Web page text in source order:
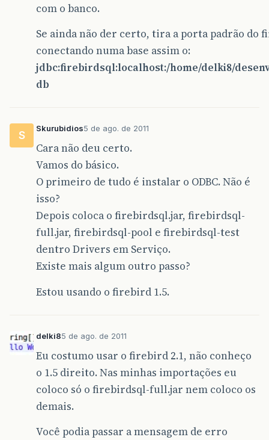
com o banco.
Se ainda não der certo, tira a porta padrão do
conectando numa base assim o:
jdbc:firebirdsql:localhost:/home/delki8/
db
S
Skurubidios5 de ago. de 2011
Cara não deu certo.
Vamos do básico.
O primeiro de tudo é instalar o ODBC. Não é
isso?
Depois coloca o firebirdsql.jar, firebirdsql-
full.jar, firebirdsql-pool e firebirdsql-test
dentro Drivers em Serviço.
Existe mais algum outro passo?
Estou usando o firebird 1.5.
delki85 de ago. de 2011
Eu costumo usar o firebird 2.1, não conheço
o 1.5 direito. Nas minhas importações eu
coloco só o firebirdsql-full.jar nem coloco os
demais.
Você podia passar a mensagem de erro